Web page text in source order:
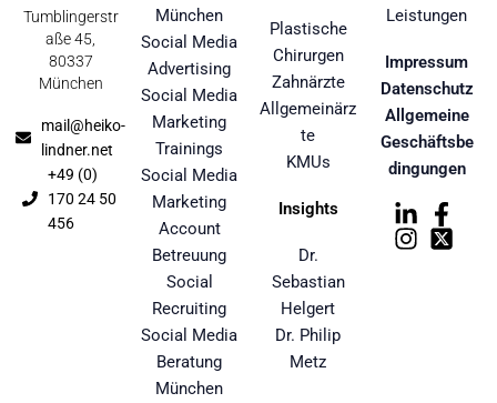
Tumblingerstr
aße 45,
80337
München
mail@heiko-
lindner.net
+49 (0)
170 24 50
456
München
Social Media
Advertising
Social Media
Marketing
Trainings
Social Media
Marketing
Account
Betreuung
Social
Recruiting
Social Media
Beratung
München
Plastische
Chirurgen
Zahnärzte
Allgemeinärz
te
KMUs
Insights
Dr.
Sebastian
Helgert
Dr. Philip
Metz
Leistungen
Impressum
Datenschutz
Allgemeine
Geschäftsbe
dingungen